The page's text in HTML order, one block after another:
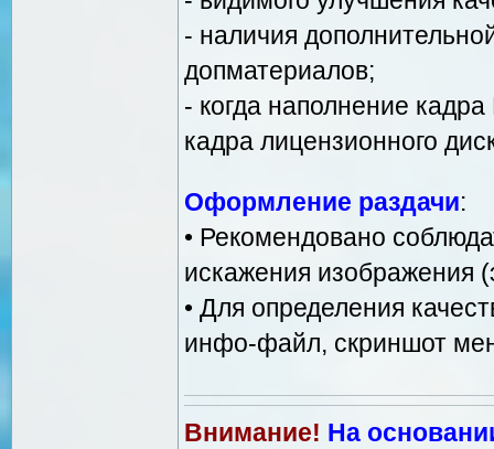
- наличия
допматериалов;
- когда наполнение
кадра лицензионного
Оформление раздачи:
• Рекомендовано
искажения изображения
• Для определения
инфо-файл, скриншот
Внимание! На